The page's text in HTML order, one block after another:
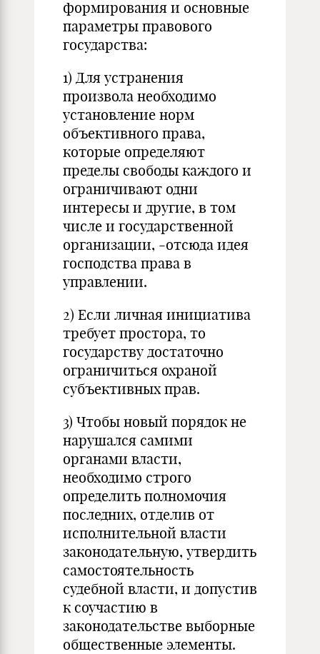
формирования и основ­ные
параметры правового
государства:
1) Для устранения
произвола необходимо
установление норм
объективного пра­ва,
которые определяют
пределы свободы каждого и
ограничивают одни
интересы и другие, в том
числе и государственной
организации, -отсюда идея
господства права в
управлении.
2) Если личная инициатива
требует простора, то
государству достаточно
ограничиться охраной
субъективных прав.
3) Чтобы новый порядок не
нарушался самими
органами власти,
необходимо стро­го
определить полномочия
последних, отделив от
исполнительной влас­ти
законодательную, утвердить
самостоятельность
судебной власти, и до­пус­тив
к соучастию в
законодательстве выборные
общественные элементы.